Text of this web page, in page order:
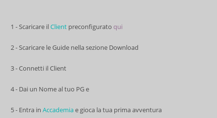
1 - Scaricare ilClient preconfigurato qui
2 - Scaricare le Guide nella sezione Download
3 - Connetti il Client
4 - Dai un Nome al tuo PG e
5 - Entra inAccademiae gioca la tua prima avventura